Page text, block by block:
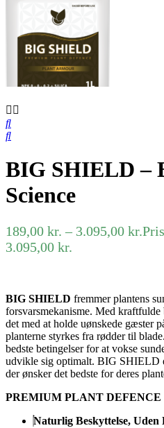
BIG SHIELD –
Science
189,00 kr. – 3.095,00 kr.
3.095,00 kr.
BIG SHIELD fremmer plantens
forsvarsmekanisme. Med
det med at holde uønskede gæster
planterne styrkes fra rødder til
bedste betingelser for at vokse
udvikle sig optimalt. BIG SHIELD
der ønsker det bedste for deres
PREMIUM PLANT DEFENCE
Naturlig Beskyttelse, Uden